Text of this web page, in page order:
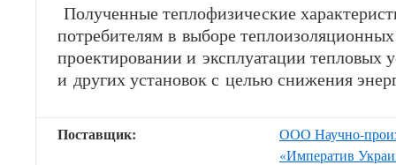
Полученные теплофизические
потребителям в выборе
проектировании и эксплуатации тепловых
и других установок с целью снижения
Поставщик:
ООО Научно-
«Императив